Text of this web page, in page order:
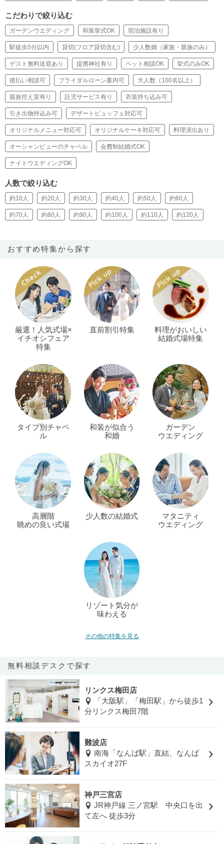
こだわりで絞り込む
ガーデンウエディング 和装挙式OK 宿泊施設有り
駅徒歩5分以内 貸切(フロア貸切含む) 少人数婚（家族・親族のみ）
ゲスト無料送迎あり 提携神社有り ペット相談OK 挙式のみOK
後払い相談可 ブライダルローン案内可 大人数（100名以上）
親族控え室有り 託児サービス有り 衣装持ち込み可
引き出物持込み可 デザートビュッフェ対応可
オリジナルメニュー対応可 オリジナルケーキ対応可 料理演出あり
オーシャンビューのチャペル 会費制結婚式OK
ナイトウエディングOK
人数で絞り込む
約10人 約20人 約30人 約40人 約50人 約60人
約70人 約80人 約90人 約100人 約110人 約120人
おすすめ特集から探す
厳選！人気式場×
イチオシフェア
特集
直前割引特集
料理がおいしい
結婚式場特集
タイプ別チャペ
ル
和装が似合う
和婚
ガーデン
ウエディング
高層階
眺めの良い式場
少人数の結婚式
マタニティ
ウエディング
リゾート気分が
味わえる
その他の特集を見る
無料相談デスクで探す
リンクス梅田店
「大阪駅」「梅田駅」から徒歩1
分リンクス梅田7階
難波店
南海「なんば駅」直結、なんば
スカイオ27F
神戸三宮店
JR神戸線 三ノ宮駅 中央口を出
て左へ 徒歩3分